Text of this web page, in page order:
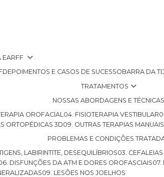
EARFF
DEPOIMENTOS E CASOS DE SUCESSO
BARRA DA
TRATAMENTOS
NOSSAS ABORDAGENS E TÉCNICAS
OROFACIAL 04. FISIOTERAPIA VESTIBULAR
ORTOPÉDICAS 3D
09. OUTRAS TERAPIAS
PROBLEMAS E CONDIÇÕES
LABIRINTITE, DESEQUILÍBRIOS 03.
06. DISFUNÇÕES DA ATM E DORES OROFASCIAIS
09. LESÕES NOS JOELHOS